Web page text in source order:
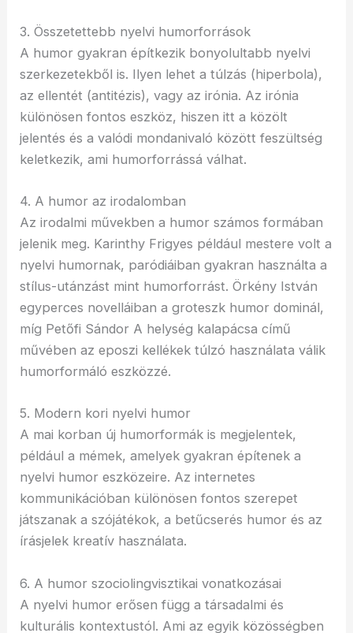
3. Összetettebb nyelvi humorforrások
A humor gyakran építkezik bonyolultabb nyelvi
szerkezetekből is. Ilyen lehet a túlzás (hiperbola),
az ellentét (antitézis), vagy az irónia. Az irónia
különösen fontos eszköz, hiszen itt a közölt
jelentés és a valódi mondanivaló között feszültség
keletkezik, ami humorforrássá válhat.
4. A humor az irodalomban
Az irodalmi művekben a humor számos formában
jelenik meg. Karinthy Frigyes például mestere volt a
nyelvi humornak, paródiáiban gyakran használta a
stílus-utánzást mint humorforrást. Örkény István
egyperces novelláiban a groteszk humor dominál,
míg Petőfi Sándor A helység kalapácsa című
művében az eposzi kellékek túlzó használata válik
humorformáló eszközzé.
5. Modern kori nyelvi humor
A mai korban új humorformák is megjelentek,
például a mémek, amelyek gyakran építenek a
nyelvi humor eszközeire. Az internetes
kommunikációban különösen fontos szerepet
játszanak a szójátékok, a betűcserés humor és az
írásjelek kreatív használata.
6. A humor szociolingvisztikai vonatkozásai
A nyelvi humor erősen függ a társadalmi és
kulturális kontextustól. Ami az egyik közösségben